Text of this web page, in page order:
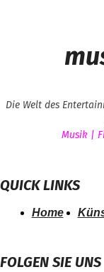
Die Welt des
Musik |
QUICK LINKS
Home
FOLGEN SIE UNS